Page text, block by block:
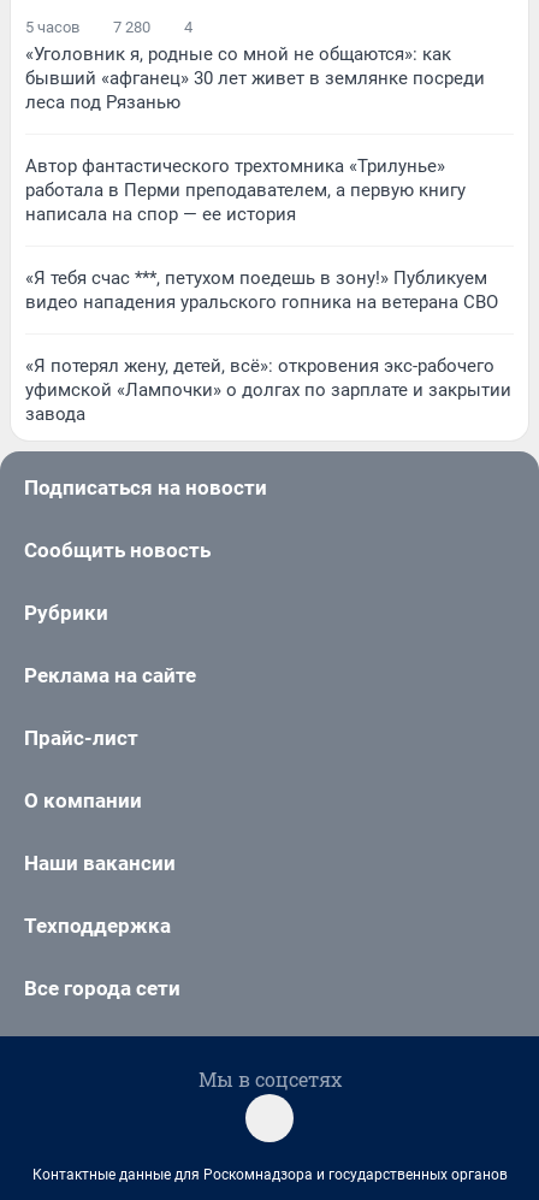
5 часов 7 280 4
«Уголовник я, родные со мной не общаются»: как
бывший «афганец» 30 лет живет в землянке посреди
леса под Рязанью
Автор фантастического трехтомника «Трилунье»
работала в Перми преподавателем, а первую книгу
написала на спор — ее история
«Я тебя счас ***, петухом поедешь в зону!» Публикуем
видео нападения уральского гопника на ветерана СВО
«Я потерял жену, детей, всё»: откровения экс-рабочего
уфимской «Лампочки» о долгах по зарплате и закрытии
завода
Подписаться на новости
Сообщить новость
Рубрики
Реклама на сайте
Прайс-лист
О компании
Наши вакансии
Техподдержка
Все города сети
Мы в соцсетях
Контактные данные для Роскомнадзора и государственных органов